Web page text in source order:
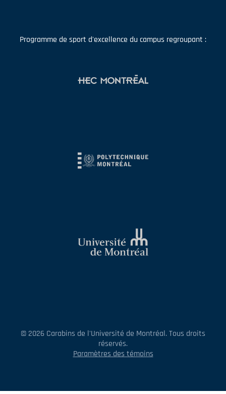
Programme de sport d'excellence du campus regroupant :
© 2026 Carabins de l'Université de Montréal. Tous droits
réservés.
Paramètres des témoins